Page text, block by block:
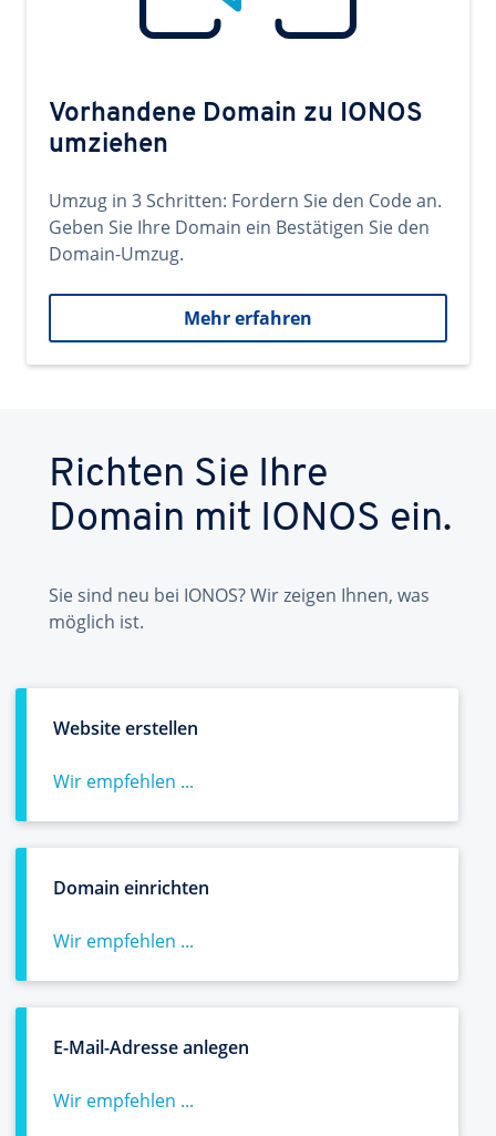
Vorhandene Domain zu IONOS
umziehen
Umzug in 3 Schritten: Fordern Sie den Code an.
Geben Sie Ihre Domain ein Bestätigen Sie den
Domain-Umzug.
Mehr erfahren
Richten Sie Ihre
Domain mit IONOS ein.
Sie sind neu bei IONOS? Wir zeigen Ihnen, was
möglich ist.
Website erstellen
Wir empfehlen ...
Domain einrichten
Wir empfehlen ...
E-Mail-Adresse anlegen
Wir empfehlen ...